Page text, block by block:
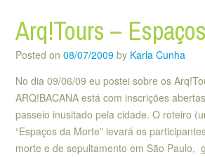
Arq!Tours –
Posted on 08/07/2009 by Karla Cunha
No dia 09/06/09 eu postei sobre os
ARQ!BACANA está com inscrições
passeio inusitado pela cidade. O roteiro
“Espaços da Morte” levará os
morte e de sepultamento em São Paulo,